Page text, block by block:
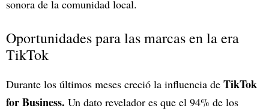
sonora de la comunidad local.
Oportunidades para las marcas en la era
TikTok
Durante los últimos meses creció la influencia de TikTok
for Business. Un dato revelador es que el 94% de los